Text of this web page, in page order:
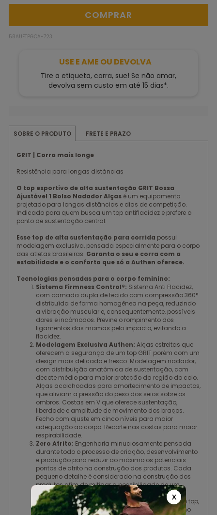
58AUFTPGCA-723
USE E AME OU DEVOLVA
Tire a etiqueta, corra, sue! Se não amar,
devolva sem custo em até 15 dias*.
SOBRE O PRODUTO FRETE E PRAZO
GRIT | Corra mais longe
Resistência para longas distâncias
O top esportivo de alta sustentação GRIT Bossa
Ajustável 1 Bolso Nadador Alças é um equipamento
projetado para longas distâncias e dias de competição.
Indicado para quem busca um top antiflacidez e prefere o
ponto de sustentação central.
Esse top de alta sustentação para corrida possui
modelagem exclusiva, pensada especialmente para o corpo
das atletas brasileiras. Garanta o seu e corra com a
estabilidade e o conforto que só a Authen oferece.
Tecnologias pensadas para o corpo feminino:
Sistema Firmness Control®: Sistema Anti Flacidez,
com camada dupla de tecido com compressão 360°
distribuída de forma homogênea na peça, reduzindo
a vibração muscular e, consequentemente, possíveis
dores e incômodos. Previne o rompimento dos
ligamentos das mamas pelo impacto, evitando a
flacidez.
Modelagem Exclusiva Authen: Alças estreitas que
oferecem a segurança de um top GRIT porém com um
design mais delicado e fresco. Modelagem nadador,
com distribuição anatômica de sustentação, com
decote médio para maior proteção da região do colo.
Alças acolchoadas para amortecimento de impactos,
que aliviam a pressão do peso dos seios sobre os
ombros. Costas em V que oferece sustentação,
liberdade e amplitude de movimento dos braços.
Fecho com ajuste em cinco níveis para maior
adequação ao corpo. Recorte nas costas para maior
respirabilidade.
Zero Atrito: Engenharia minuciosamente pensada
durante todo o processo de criação, desenvolvimento
e produção para reduzir ao máximo os potenciais
pontos de atrito na construção dos produtos. Cada
pequeno detalhe é considerado na construção dos
produtos afim de mitigar a possibilidade de um
ferimento por atrito. Nessa peça, as costuras
embutidas nas cavas e a montagem da barra do top,
com elástico encapado e costura exclusiva e fecho
X